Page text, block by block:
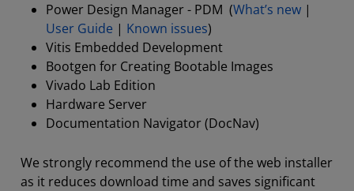
Power Design Manager - PDM (What’s new |
User Guide | Known issues)
Vitis Embedded Development
Bootgen for Creating Bootable Images
Vivado Lab Edition
Hardware Server
Documentation Navigator (DocNav)
We strongly recommend the use of the web installer
as it reduces download time and saves significant